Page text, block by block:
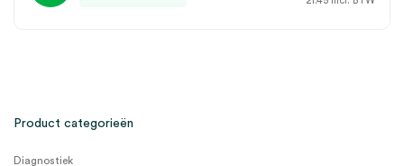
Product categorieën
Diagnostiek